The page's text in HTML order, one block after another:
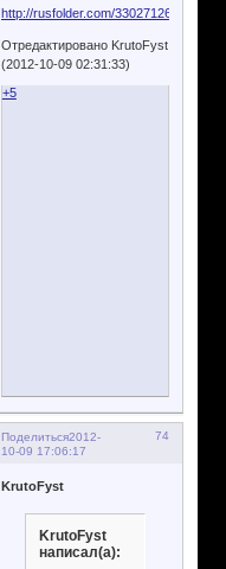
http://rusfolder.com/33027126
Отредактировано KrutoFyst
(2012-10-09 02:31:33)
+5
Поделиться 74
2012-
10-09 17:06:17
KrutoFyst
KrutoFyst
написал(а):